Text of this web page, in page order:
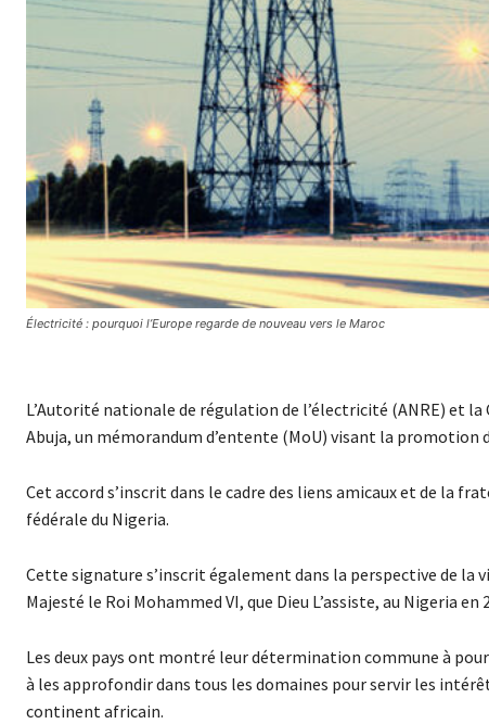
Électricité : pourquoi l’Europe regarde de nouveau vers le Maroc
L’Autorité nationale de régulation de l’électricité (ANRE) et
Abuja, un mémorandum d’entente (MoU) visant la
Cet accord s’inscrit dans le cadre des liens amicaux et de la
fédérale du Nigeria.
Cette signature s’inscrit également dans la perspective de la
Majesté le Roi Mohammed VI, que Dieu L’assiste, au Nigeria
Les deux pays ont montré leur détermination commune à
à les approfondir dans tous les domaines pour servir les
continent africain.